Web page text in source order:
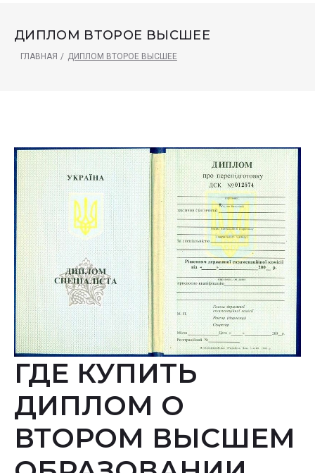
ДИПЛОМ ВТОРОЕ ВЫСШЕЕ
ГЛАВНАЯ / ДИПЛОМ ВТОРОЕ ВЫСШЕЕ
Диплом
второе
высшее
ГДЕ КУПИТЬ
ДИПЛОМ О
ВТОРОМ ВЫСШЕМ